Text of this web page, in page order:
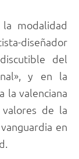
modalidad
diseñador
del
y en la
la valenciana
de la
en